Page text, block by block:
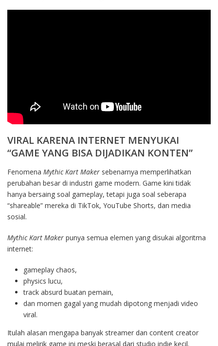
VIRAL KARENA INTERNET MENYUKAI
“GAME YANG BISA DIJADIKAN KONTEN”
Fenomena Mythic Kart Maker sebenarnya memperlihatkan
perubahan besar di industri game modern. Game kini tidak
hanya bersaing soal gameplay, tetapi juga soal seberapa
“shareable” mereka di TikTok, YouTube Shorts, dan media
sosial.
Mythic Kart Maker punya semua elemen yang disukai algoritma
internet:
gameplay chaos,
physics lucu,
track absurd buatan pemain,
dan momen gagal yang mudah dipotong menjadi video
viral.
Itulah alasan mengapa banyak streamer dan content creator
mulai melirik game ini meski berasal dari studio indie kecil.